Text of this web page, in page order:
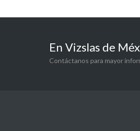
En Vizslas de
Contáctanos para mayor